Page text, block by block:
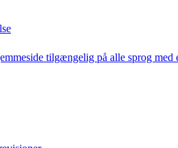
tilgængelig på alle sprog med